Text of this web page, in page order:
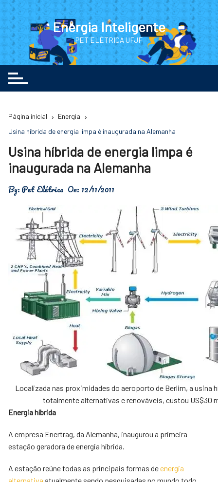
Ir
para
o
conteúdo
Energia Inteligente
PET ELÉTRICA UFJF
Página inicial
Energia
Usina híbrida de energia limpa é inaugurada na Alemanha
Usina híbrida de energia limpa é
inaugurada na Alemanha
By:Pet Elétrica On: 12/11/2011
Localizada nas proximidades do aeroporto de Berlim, a usina
totalmente alternativas e renováveis, custou US$30
Energia híbrida
A empresa Enertrag, da Alemanha, inaugurou a primeira
estação geradora de energia híbrida.
A estação reúne todas as principais formas deenergia